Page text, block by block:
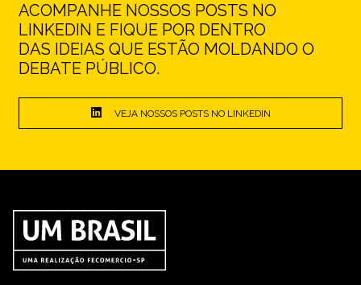
ACOMPANHE NOSSOS POSTS NO
LINKEDIN E FIQUE POR DENTRO
DAS IDEIAS QUE ESTÃO MOLDANDO O
DEBATE PÚBLICO.
VEJA NOSSOS POSTS NO LINKEDIN